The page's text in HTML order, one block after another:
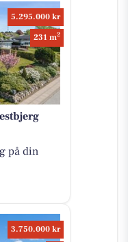
5.295.000 kr
231 m2
på din
3.750.000 kr